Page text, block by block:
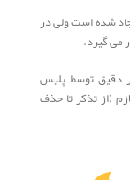
شده است ولی در
گیرد.
دقیق توسط پلیس
تذکر تا حذف